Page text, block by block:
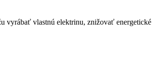
vyrábať vlastnú elektrinu, znižovať energetické